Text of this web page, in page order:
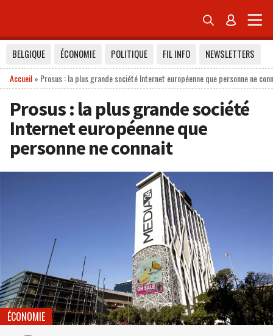
 
BELGIQUE ÉCONOMIE POLITIQUE FIL INFO
NEWSLETTERS
Accueil» Prosus : la plus grande société Internet européenne que personne ne
Prosus : la plus grande société
Internet européenne que
personne ne connait
ÉCONOMIE